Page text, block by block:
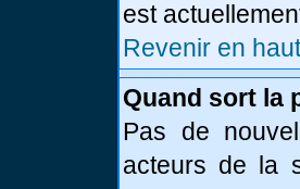
est
Revenir en haut
Quand sort la
Pas de
acteurs de la